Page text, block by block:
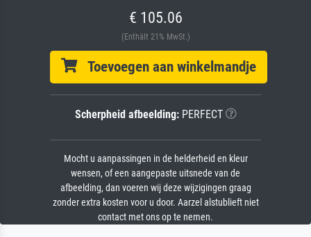
€ 105.06
(Enthält 21% MwSt.)
Toevoegen aan winkelmandje
Scherpheid afbeelding:PERFECT
Mocht u aanpassingen in de helderheid en kleur
wensen, of een aangepaste uitsnede van de
afbeelding, dan voeren wij deze wijzigingen graag
zonder extra kosten voor u door. Aarzel alstublieft niet
contact met ons op te nemen.